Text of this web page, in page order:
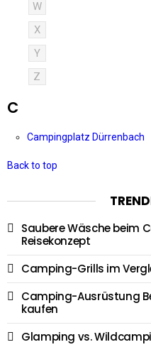
W
X
Y
Z
C
Campingplatz Dürrenbach
Back to top
Saubere Wäsche beim
Reisekonzept
Camping-Grills im
Camping-Ausrüstung
kaufen
Glamping vs.